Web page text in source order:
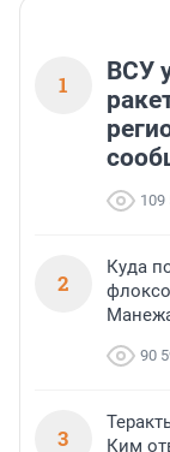
1
ВСУ
109
2
Куда
90
3
Ким